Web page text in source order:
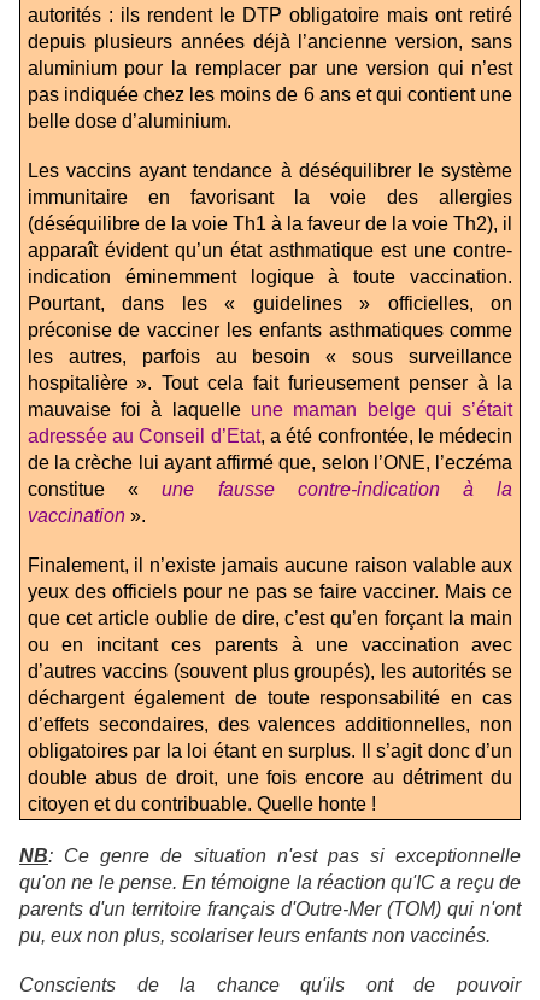
autorités : ils rendent le DTP obligatoire mais ont retiré
depuis plusieurs années déjà l’ancienne version, sans
aluminium pour la remplacer par une version qui n’est
pas indiquée chez les moins de 6 ans et qui contient une
belle dose d’aluminium.
Les vaccins ayant tendance à déséquilibrer le système
immunitaire en favorisant la voie des allergies
(déséquilibre de la voie Th1 à la faveur de la voie Th2), il
apparaît évident qu’un état asthmatique est une contre-
indication éminemment logique à toute vaccination.
Pourtant, dans les « guidelines » officielles, on
préconise de vacciner les enfants asthmatiques comme
les autres, parfois au besoin « sous surveillance
hospitalière ». Tout cela fait furieusement penser à la
mauvaise foi à laquelle une maman belge qui s’était
adressée au Conseil d’Etat, a été confrontée, le médecin
de la crèche lui ayant affirmé que, selon l’ONE, l’eczéma
constitue «une fausse contre-indication à la
vaccination ».
Finalement, il n’existe jamais aucune raison valable aux
yeux des officiels pour ne pas se faire vacciner. Mais ce
que cet article oublie de dire, c’est qu’en forçant la main
ou en incitant ces parents à une vaccination avec
d’autres vaccins (souvent plus groupés), les autorités se
déchargent également de toute responsabilité en cas
d’effets secondaires, des valences additionnelles, non
obligatoires par la loi étant en surplus. Il s’agit donc d’un
double abus de droit, une fois encore au détriment du
citoyen et du contribuable. Quelle honte !
NB: Ce genre de situation n'est pas si exceptionnelle
qu'on ne le pense. En témoigne la réaction qu'IC a reçu de
parents d'un territoire français d'Outre-Mer (TOM) qui n'ont
pu, eux non plus, scolariser leurs enfants non vaccinés.
Conscients de la chance qu'ils ont de pouvoir